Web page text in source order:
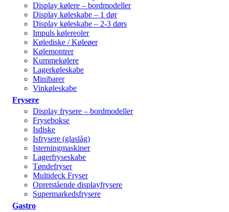
Display kølere – bordmodeller
Display køleskabe – 1 dør
Display køleskabe – 2-3 dørs
Impuls kølereoler
Kølediske / Køleøer
Kølemontrer
Kummekølere
Lagerkøleskabe
Minibarer
Vinkøleskabe
Frysere
Display frysere – bordmodeller
Frysebokse
Isdiske
Isfrysere (glaslåg)
Isterningmaskiner
Lagerfryseskabe
Tøndefryser
Multideck Fryser
Opretstående displayfrysere
Supermarkedsfrysere
Gastro